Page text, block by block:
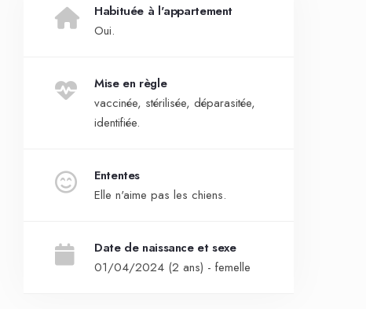
Habituée à l'appartement
Oui.
Mise en règle
vaccinée, stérilisée, déparasitée,
identifiée.
Ententes
Elle n'aime pas les chiens.
Date de naissance et sexe
01/04/2024 (2 ans) - femelle